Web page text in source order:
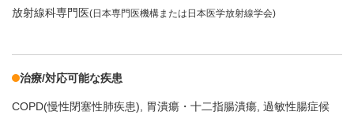
放射線科専門医(日本専門医機構または日本医学放射線学会)
治療/対応可能な疾患
COPD(慢性閉塞性肺疾患) 胃潰瘍・十二指腸潰瘍 過敏性腸症候